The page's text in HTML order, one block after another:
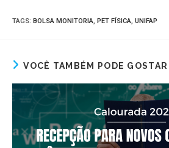
TAGS: BOLSA MONITORIA, PET FÍSICA, UNIFAP
VOCÊ TAMBÉM PODE GOSTAR